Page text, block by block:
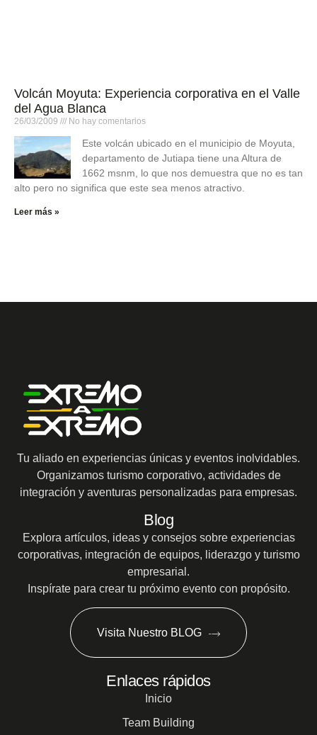
Volcán Moyuta: Experiencia corporativa en el Valle
del Agua Blanca
26/03/2009 No hay comentarios
Este volcán ubicado en el municipio de Moyuta,
departamento de Jutiapa tiene una Altura de
1662 msnm, lo que nos demuestra que no es tan
alto pero no significa que este sea menos atractivo.
Leer más »
Tu aliado en experiencias únicas y eventos inolvidables.
Organizamos turismo corporativo, actividades de
integración y aventuras personalizadas para empresas.
Blog
Explora artículos, ideas y consejos sobre experiencias
corporativas, integración de equipos, liderazgo y turismo
empresarial.
Inspírate para crear tu próximo evento con propósito.
Visita Nuestro BLOG
Enlaces rápidos
Inicio
Team Building